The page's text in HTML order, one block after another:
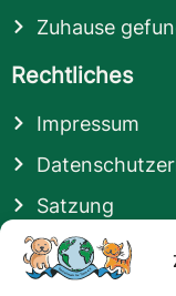
Zuhause
Rechtliches
Impressum
Satzung
Vermittlung &